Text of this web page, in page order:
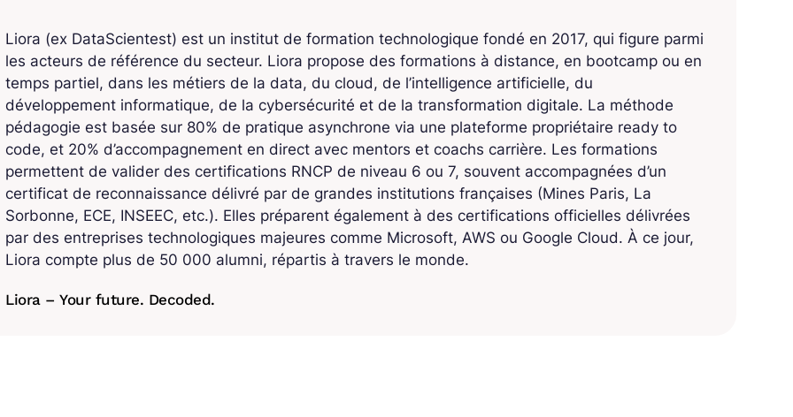
Liora (ex DataScientest) est un institut de formation technologique fondé en 2017, qui figure parmi
les acteurs de référence du secteur. Liora propose des formations à distance, en bootcamp ou en
temps partiel, dans les métiers de la data, du cloud, de l’intelligence artificielle, du
développement informatique, de la cybersécurité et de la transformation digitale. La méthode
pédagogie est basée sur 80% de pratique asynchrone via une plateforme propriétaire ready to
code, et 20% d’accompagnement en direct avec mentors et coachs carrière. Les formations
permettent de valider des certifications RNCP de niveau 6 ou 7, souvent accompagnées d’un
certificat de reconnaissance délivré par de grandes institutions françaises (Mines Paris, La
Sorbonne, ECE, INSEEC, etc.). Elles préparent également à des certifications officielles délivrées
par des entreprises technologiques majeures comme Microsoft, AWS ou Google Cloud. À ce jour,
Liora compte plus de 50 000 alumni, répartis à travers le monde.
Liora – Your future. Decoded.